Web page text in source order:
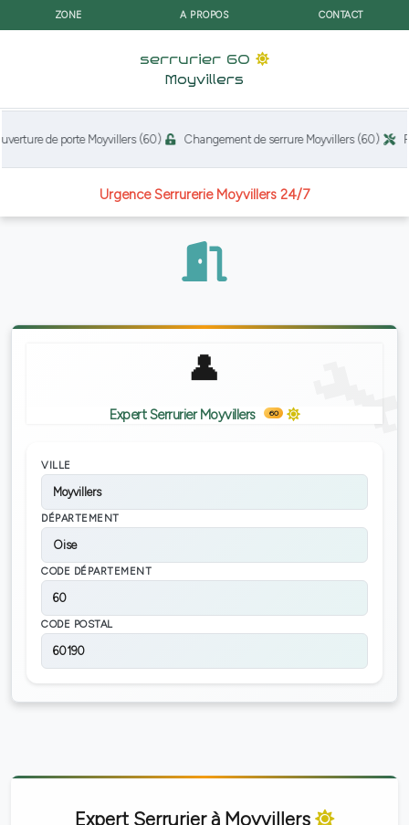
ZONE A PROPOS CONTACT
serrurier 60
Moyvillers
de porte Moyvillers (60) Changement de serrure Moyvillers (60)
Urgence Serrurerie Moyvillers 24/7
Expert Serrurier Moyvillers 60
VILLE
Moyvillers
DÉPARTEMENT
Oise
CODE DÉPARTEMENT
60
CODE POSTAL
60190
Expert Serrurier à Moyvillers